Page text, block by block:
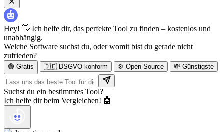
Hey! 👋 Ich helfe dir, das perfekte Tool zu finden – kostenlos und
unabhängig.
Welche Software suchst du, oder womit bist du gerade nicht
zufrieden?
🟢 Gratis 🇩🇪 DSGVO-konform ⚙️ Open Source 💸 Günstigste
Suchst du ein bestimmtes Tool?
Ich helfe dir beim Vergleichen! 🤖